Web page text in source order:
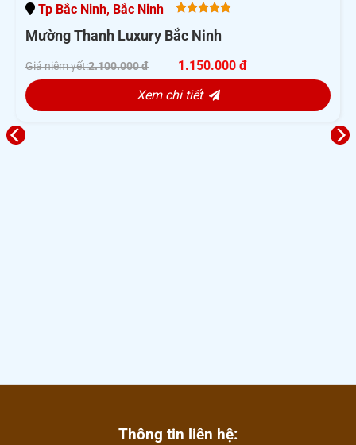
Tp Bắc Ninh, Bắc Ninh
5.00
of 5
Mường Thanh Luxury Bắc Ninh
1.150.000 đ
Giá niêm yết:2.100.000 đ
Xem chi tiết
Thông tin liên hệ: